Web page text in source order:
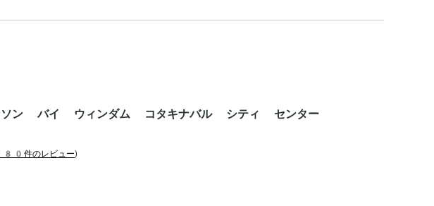
ソン バイ ウィンダム コタキナバル シティ センター
件のレビュー)